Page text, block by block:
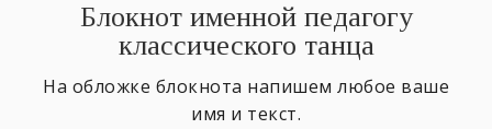
Блокнот именной педагогу
классического танца
На обложке блокнота напишем любое ваше
имя и текст.